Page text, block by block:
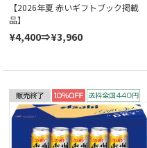
【2026年夏 赤いギフトブック掲載
品】
¥4,400⇒¥3,960